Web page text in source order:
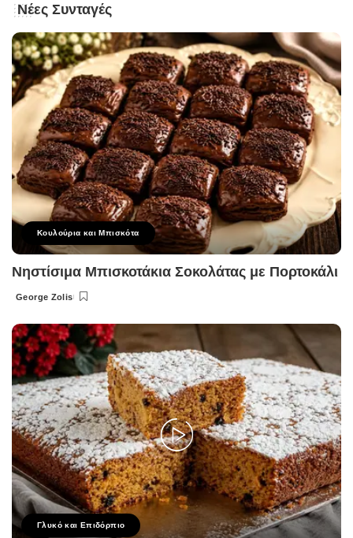
Νέες Συνταγές
Κουλούρια και Μπισκότα
Νηστίσιμα Μπισκοτάκια Σοκολάτας με Πορτοκάλι
Posted
George Zolis
Γλυκό και Επιδόρπιο